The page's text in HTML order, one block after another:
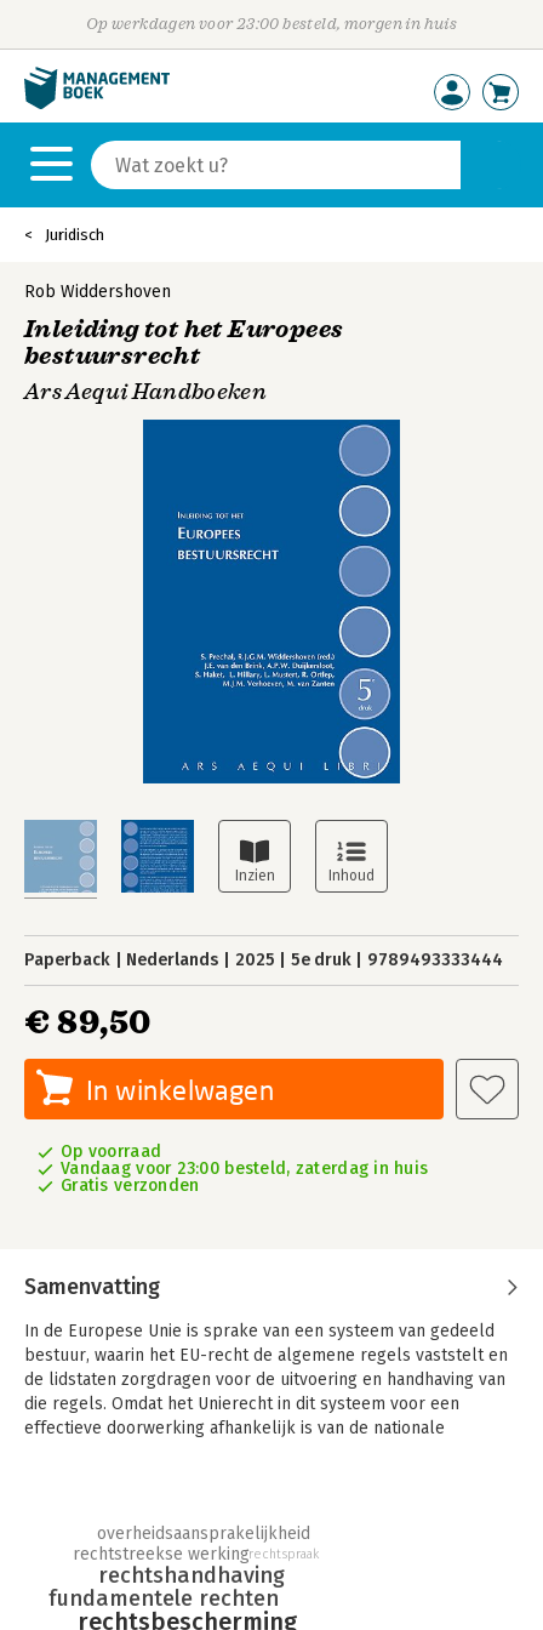
Op werkdagen voor 23:00 besteld, morgen in huis
Juridisch
Rob Widdershoven
Inleiding tot het Europees
bestuursrecht
Ars Aequi Handboeken
Paperback Nederlands 2025 5e druk 9789493333444
€ 89,50
In winkelwagen
Op voorraad
Vandaag voor 23:00 besteld, zaterdag in huis
Gratis verzonden
Samenvatting
In de Europese Unie is sprake van een systeem van gedeeld
bestuur, waarin het EU-recht de algemene regels vaststelt en
de lidstaten zorgdragen voor de uitvoering en handhaving van
die regels. Omdat het Unierecht in dit systeem voor een
effectieve doorwerking afhankelijk is van de nationale
toenemende mate door het EU-recht beïnvloed.
Dit boek behandelt de gevolgen die het Unierecht heeft voor
belangrijke leerstukken van het bestuursrecht, namelijk de
algemene rechtsbeginselen en fundamentele rechten, de
rechtsbescherming
fundamentele rechten
rechtshandhaving
rechtstreekse werking
overheidsaansprakelijkheid
rechtspraak